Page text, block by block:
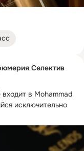
Селектив
в Mohammad
исключительно